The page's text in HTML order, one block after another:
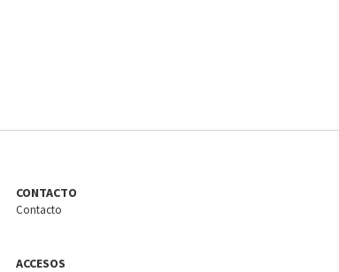
CONTACTO
Contacto
ACCESOS